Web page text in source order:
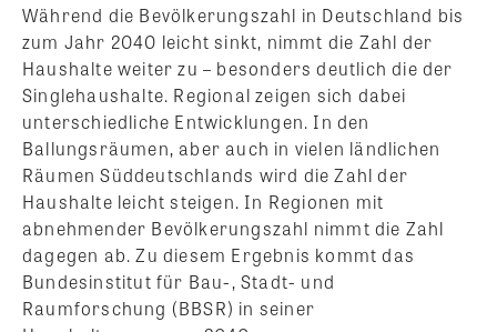
Während die Bevölkerungszahl in Deutschland bis
zum Jahr 2040 leicht sinkt, nimmt die Zahl der
Haushalte weiter zu – besonders deutlich die der
Singlehaushalte. Regional zeigen sich dabei
unterschiedliche Entwicklungen. In den
Ballungsräumen, aber auch in vielen ländlichen
Räumen Süddeutschlands wird die Zahl der
Haushalte leicht steigen. In Regionen mit
abnehmender Bevölkerungszahl nimmt die Zahl
dagegen ab. Zu diesem Ergebnis kommt das
Bundesinstitut für Bau-, Stadt- und
Raumforschung (BBSR) in seiner